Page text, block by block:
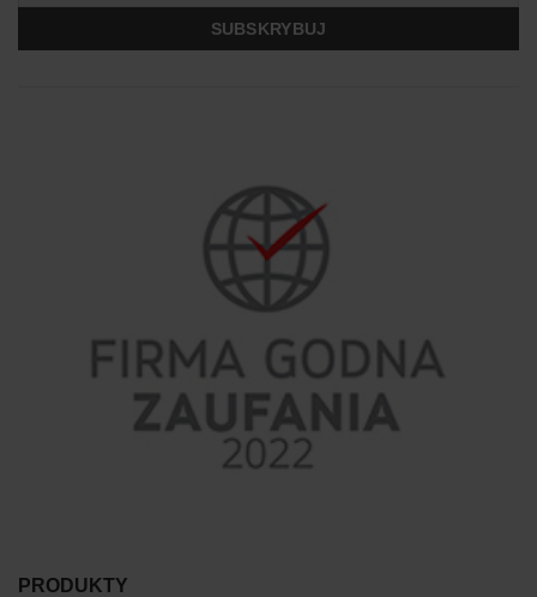
PRODUKTY